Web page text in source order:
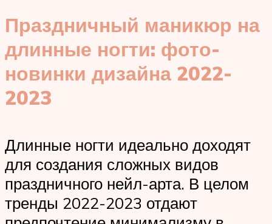
Праздничный маникюр на
длинные ногти: фото-
новинки дизайна 2022-
2023
Длинные ногти идеально доходят
для создания сложных видов
праздничного нейл-арта. В целом
тренды 2022-2023 отдают